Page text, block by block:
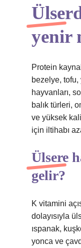
yenir
Protein
bezelye,
hayvanları,
balık türleri,
ve yüksek
için iltihabı
Ülsere
gelir?
K vitamini
dolayısıyla
ıspanak,
yonca ve